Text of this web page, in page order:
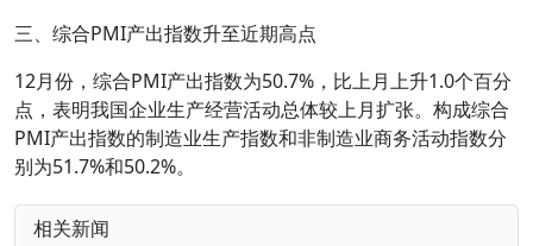
三、综合PMI产出指数升至近期高点
12月份，综合PMI产出指数为50.7%，比上月上升1.0个百分
点，表明我国企业生产经营活动总体较上月扩张。构成综合
PMI产出指数的制造业生产指数和非制造业商务活动指数分
别为51.7%和50.2%。
相关新闻